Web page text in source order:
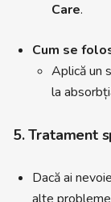
Care.
Cum se
Aplică un
la
5. Tratament
Dacă ai